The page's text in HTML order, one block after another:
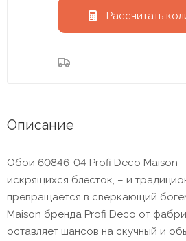
Рассчитать
Описание
Обои 60846-04 Profi Deco Maison
искрящихся блёсток, – и
превращается в сверкающий
Maison бренда Profi Deco от
оставляет шансов на скучный и